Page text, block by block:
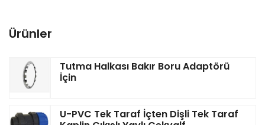
Ürünler
Tutma Halkası Bakır Boru Adaptörü
İçin
U-PVC Tek Taraf İçten Dişli Tek Taraf